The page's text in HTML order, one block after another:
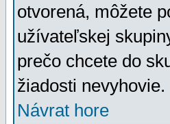
otvorená, môžete
užívateľskej
prečo chcete do
žiadosti
Návrat hore